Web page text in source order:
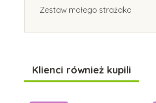
Zestaw małego strażaka
Klienci również kupili